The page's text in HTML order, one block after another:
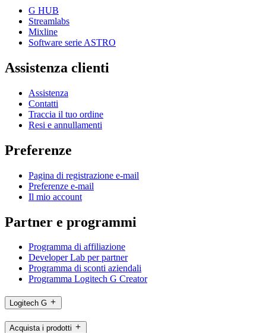
G HUB
Streamlabs
Mixline
Software serie ASTRO
Assistenza clienti
Assistenza
Contatti
Traccia il tuo ordine
Resi e annullamenti
Preferenze
Pagina di registrazione e-mail
Preferenze e-mail
Il mio account
Partner e programmi
Programma di affiliazione
Developer Lab per partner
Programma di sconti aziendali
Programma Logitech G Creator
Logitech G
Acquista i prodotti